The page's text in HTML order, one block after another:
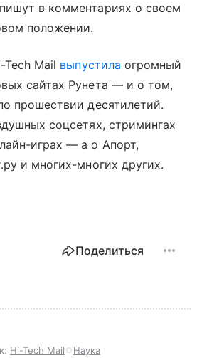
в комментариях о своем
положении.
Tech Mail выпустила огромный
сайтах Рунета — и о том,
прошествии десятилетий.
соцсетях, стримингах
играх — а о Апорт,
и многих-многих других.
Поделиться
Hi-Tech Mail Наука